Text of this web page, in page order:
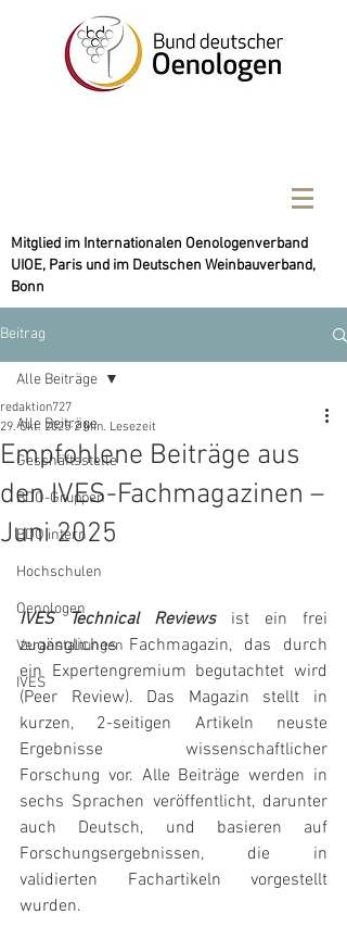
Mitglied im Internationalen Oenologenverband
UIOE, Paris und im Deutschen Weinbauverband,
Bonn
Beitrag
Alle Beiträge
Geschäftsstelle
BDO-Gruppen
BDO intern
Hochschulen
Oenologen
Veranstaltungen
IVES
Alle Beiträge
Empfohlene Beiträge aus
den IVES-Fachmagazinen –
Juni 2025
redaktion727
29. Okt. 2025 2 Min. Lesezeit
IVES Technical Reviews ist ein frei
zugängliches Fachmagazin, das durch
ein Expertengremium begutachtet wird
(Peer Review). Das Magazin stellt in
kurzen, 2-seitigen Artikeln neuste
Ergebnisse wissenschaftlicher
Forschung vor. Alle Beiträge werden in
sechs Sprachen veröffentlicht, darunter
auch Deutsch, und basieren auf
Forschungsergebnissen, die in
validierten Fachartikeln vorgestellt
wurden.